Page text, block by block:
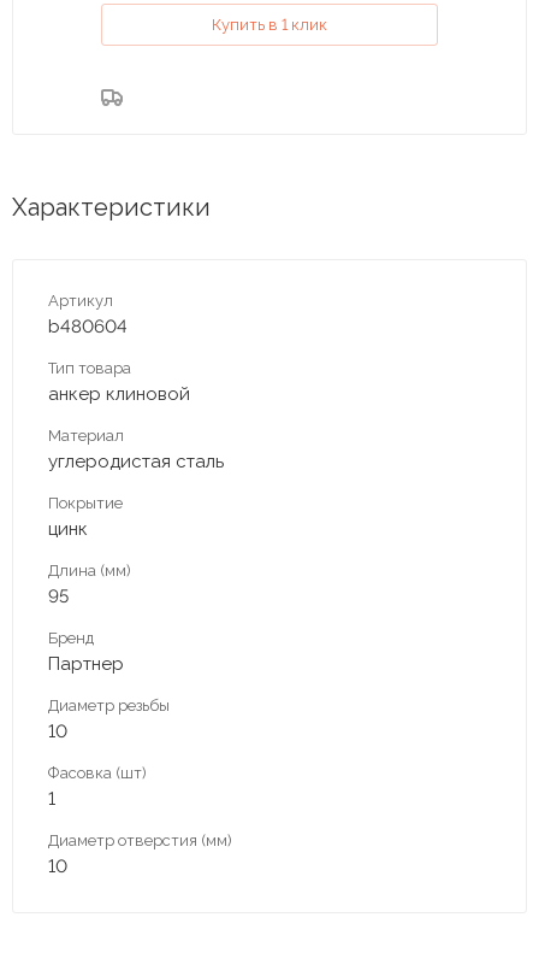
Купить в 1 клик
Характеристики
Артикул
b480604
Тип товара
анкер клиновой
Материал
углеродистая сталь
Покрытие
цинк
Длина (мм)
95
Бренд
Партнер
Диаметр резьбы
10
Фасовка (шт)
1
Диаметр отверстия (мм)
10